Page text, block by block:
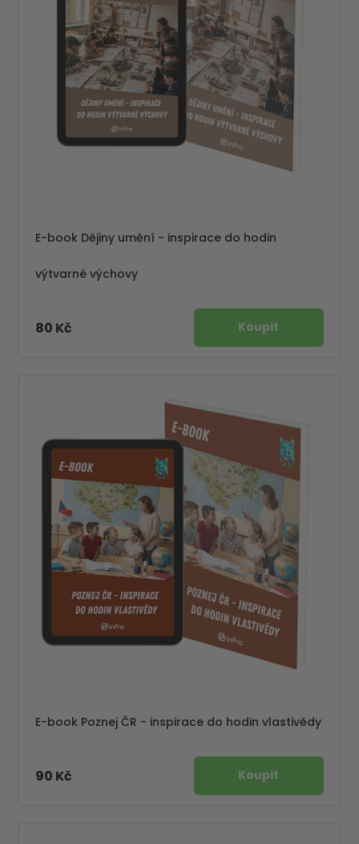
E-book Dějiny umění - inspirace do hodin
výtvarné výchovy
80 Kč
E-book Poznej ČR - inspirace do hodin vlastivědy
90 Kč